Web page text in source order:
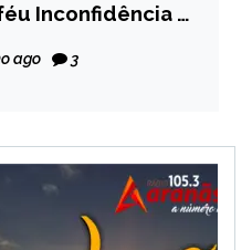
Inconfidência e
ago 3